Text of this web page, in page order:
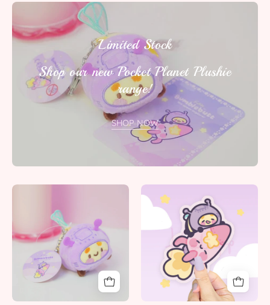
Limited Stock
Shop our new Pocket Planet Plushie
range!
SHOP NOW
Bee
Plush
Keychain
|
&
Rocketto
Die
Cut
Sticker
|
Cute